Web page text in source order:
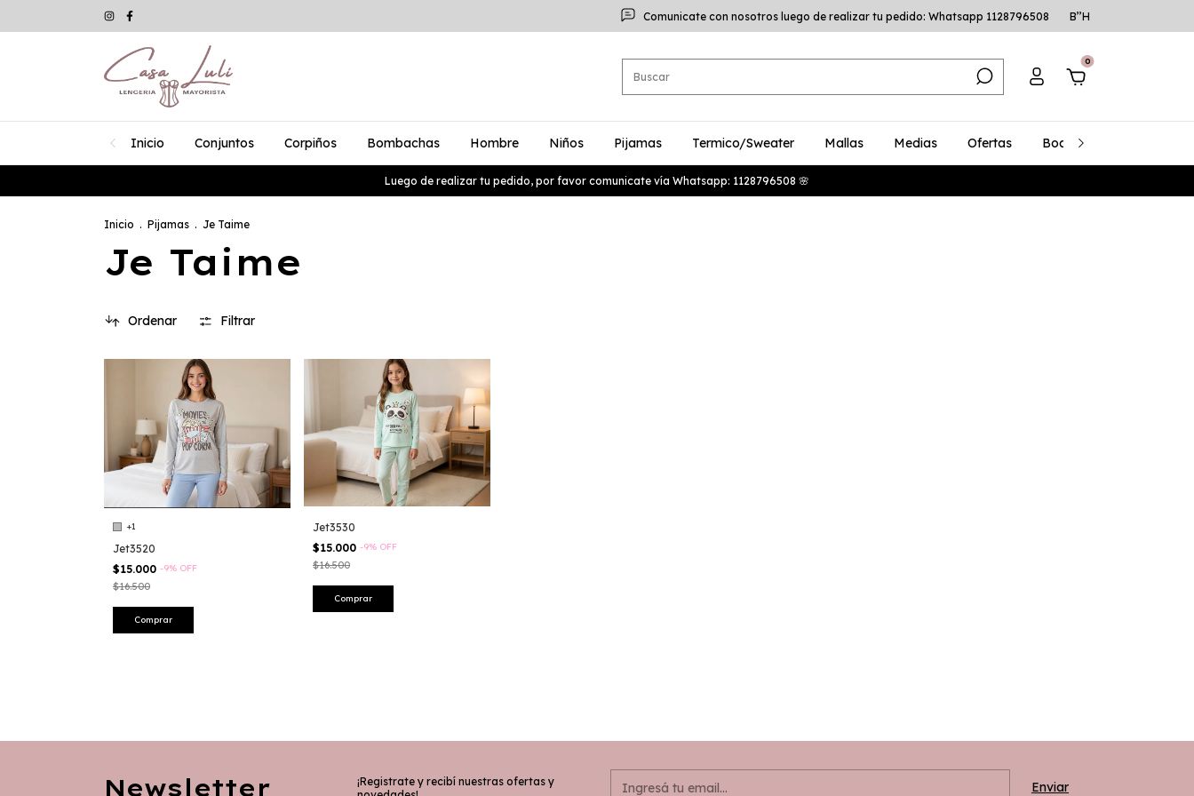
Comunicate con nosotros luego de realizar tu pedido: Whatsapp 1128796508 B’’H
0
Inicio Conjuntos Corpiños Bombachas Hombre Niños Pijamas Termico/Sweater Mallas Medias Ofertas Bodys
Luego de realizar tu pedido, por favor comunicate vía Whatsapp: 1128796508 🌸
Inicio . Pijamas . Je Taime
Je Taime
Ordenar Filtrar
+1
Jet3520
$15.000 -9% OFF
$16.500
Comprar
Jet3530
$15.000 -9% OFF
$16.500
Comprar
Newsletter
¡Registrate y recibí nuestras ofertas y